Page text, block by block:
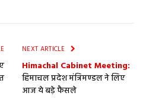
NEXT ARTICLE
Himachal Cabinet Meeting:
हिमाचल प्रदेश मंत्रिमण्डल ने लिए
आज ये बड़े फैसले